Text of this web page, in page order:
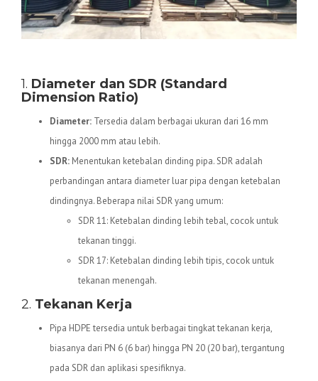
1. Diameter dan SDR (Standard
Dimension Ratio)
Diameter: Tersedia dalam berbagai ukuran dari 16 mm
hingga 2000 mm atau lebih.
SDR: Menentukan ketebalan dinding pipa. SDR adalah
perbandingan antara diameter luar pipa dengan ketebalan
dindingnya. Beberapa nilai SDR yang umum:
SDR 11: Ketebalan dinding lebih tebal, cocok untuk
tekanan tinggi.
SDR 17: Ketebalan dinding lebih tipis, cocok untuk
tekanan menengah.
2. Tekanan Kerja
Pipa HDPE tersedia untuk berbagai tingkat tekanan kerja,
biasanya dari PN 6 (6 bar) hingga PN 20 (20 bar), tergantung
pada SDR dan aplikasi spesifiknya.